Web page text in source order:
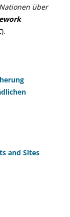
über
).
and Sites